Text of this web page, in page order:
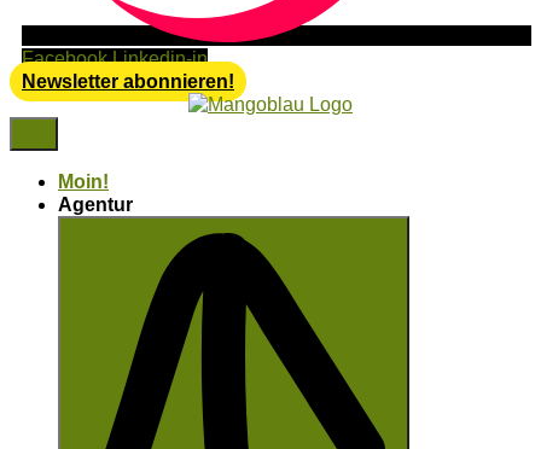
Facebook Linkedin-in
Newsletter abonnieren!
Moin!
Agentur